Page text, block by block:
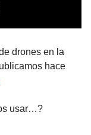
drones en la
hace
usar…?